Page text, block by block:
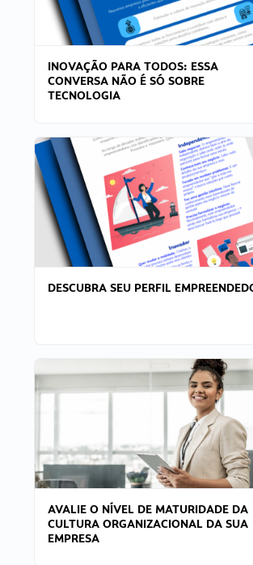
INOVAÇÃO PARA TODOS: ESSA
CONVERSA NÃO É SÓ SOBRE
TECNOLOGIA
DESCUBRA SEU PERFIL
AVALIE O NÍVEL DE MATURIDADE DA
CULTURA ORGANIZACIONAL DA SUA
EMPRESA